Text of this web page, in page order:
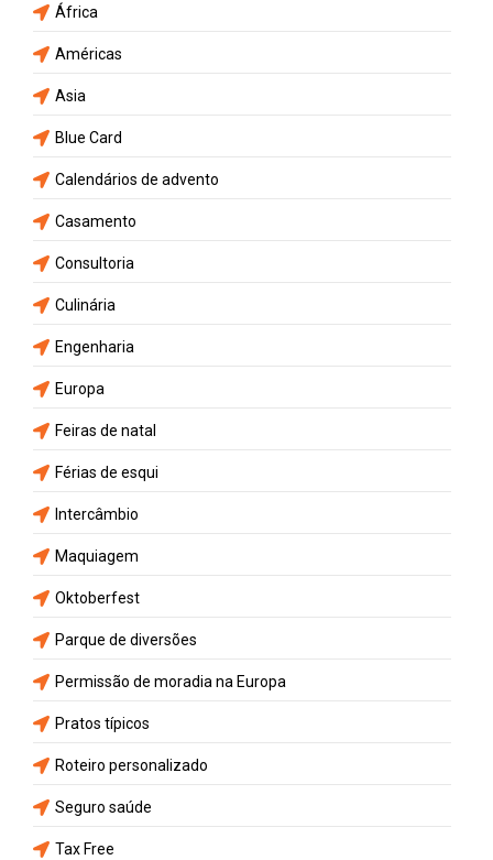
África
Américas
Asia
Blue Card
Calendários de advento
Casamento
Consultoria
Culinária
Engenharia
Europa
Feiras de natal
Férias de esqui
Intercâmbio
Maquiagem
Oktoberfest
Parque de diversões
Permissão de moradia na Europa
Pratos típicos
Roteiro personalizado
Seguro saúde
Tax Free